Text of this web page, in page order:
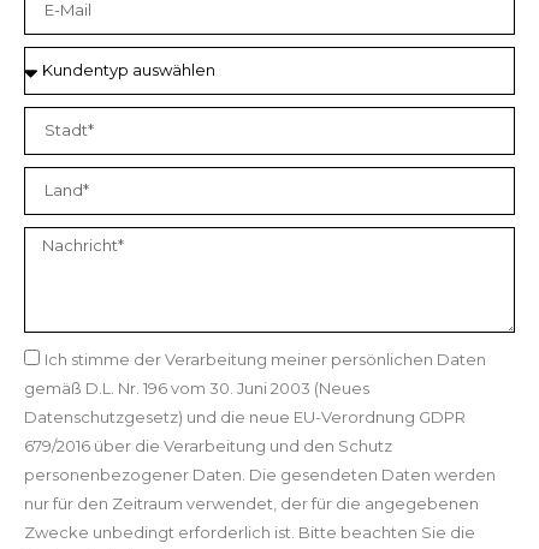
Ich stimme der Verarbeitung meiner persönlichen Daten
gemäß D.L. Nr. 196 vom 30. Juni 2003 (Neues
Datenschutzgesetz) und die neue EU-Verordnung GDPR
679/2016 über die Verarbeitung und den Schutz
personenbezogener Daten. Die gesendeten Daten werden
nur für den Zeitraum verwendet, der für die angegebenen
Zwecke unbedingt erforderlich ist. Bitte beachten Sie die